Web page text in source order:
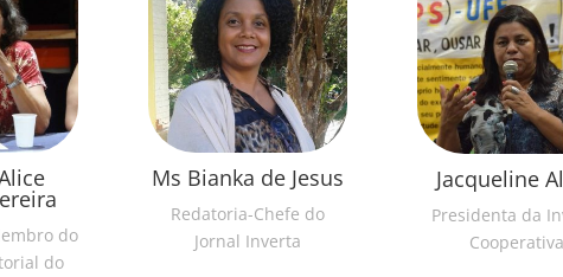
do
do
Ms Bianka de Jesus
Redatoria-Chefe do
Jornal Inverta
Jacqueline
Presidenta da
Cooperativa